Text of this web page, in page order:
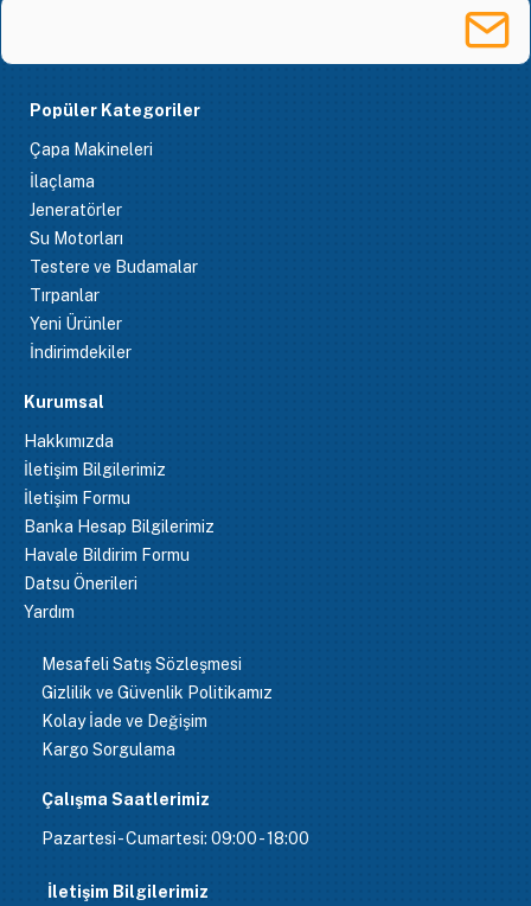
Popüler Kategoriler
Çapa Makineleri
İlaçlama
Jeneratörler
Su Motorları
Testere ve Budamalar
Tırpanlar
Yeni Ürünler
İndirimdekiler
Kurumsal
Hakkımızda
İletişim Bilgilerimiz
İletişim Formu
Banka Hesap Bilgilerimiz
Havale Bildirim Formu
Datsu Önerileri
Yardım
Mesafeli Satış Sözleşmesi
Gizlilik ve Güvenlik Politikamız
Kolay İade ve Değişim
Kargo Sorgulama
Çalışma Saatlerimiz
Pazartesi - Cumartesi: 09:00 - 18:00
İletişim Bilgilerimiz